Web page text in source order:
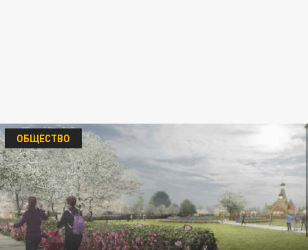
ОБЩЕСТВО